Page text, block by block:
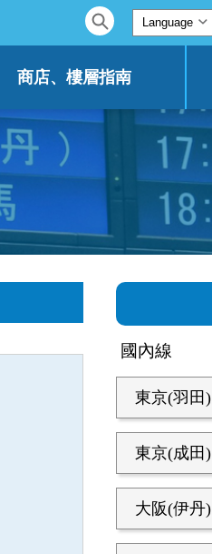
商店、樓層指南
國內線
東京(羽田)
東京(成田)
大阪(伊丹)